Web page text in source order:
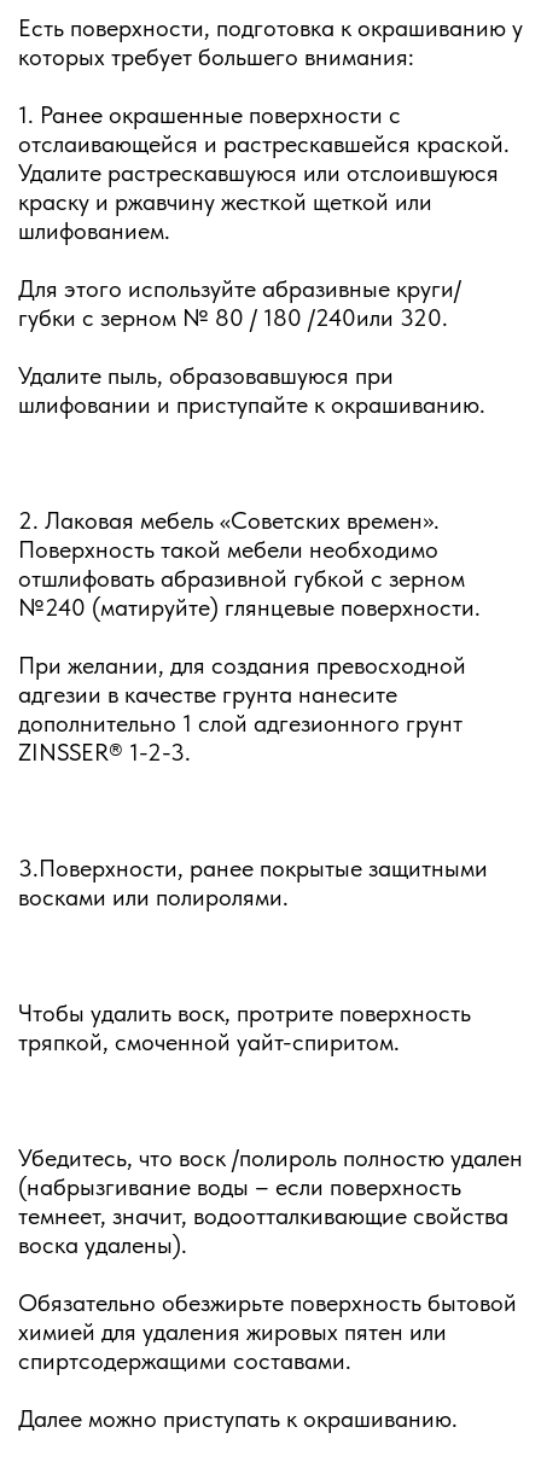
Есть поверхности, подготовка к окрашиванию у
которых требует большего внимания:
1. Ранее окрашенные поверхности с
отслаивающейся и растрескавшейся краской.
Удалите растрескавшуюся или отслоившуюся
краску и ржавчину жесткой щеткой или
шлифованием.
Для этого используйте абразивные круги/
губки с зерном № 80 / 180 /240или 320.
Удалите пыль, образовавшуюся при
шлифовании и приступайте к окрашиванию.
2. Лаковая мебель «Советских времен».
Поверхность такой мебели необходимо
отшлифовать абразивной губкой с зерном
№240 (матируйте) глянцевые поверхности.
При желании, для создания превосходной
адгезии в качестве грунта нанесите
дополнительно 1 слой адгезионного грунт
ZINSSER® 1-2-3.
3.Поверхности, ранее покрытые защитными
восками или полиролями.
Чтобы удалить воск, протрите поверхность
тряпкой, смоченной уайт-спиритом.
Убедитесь, что воск /полироль полностю удален
(набрызгивание воды – если поверхность
темнеет, значит, водоотталкивающие свойства
воска удалены).
Обязательно обезжирьте поверхность бытовой
химией для удаления жировых пятен или
спиртсодержащими составами.
Далее можно приступать к окрашиванию.